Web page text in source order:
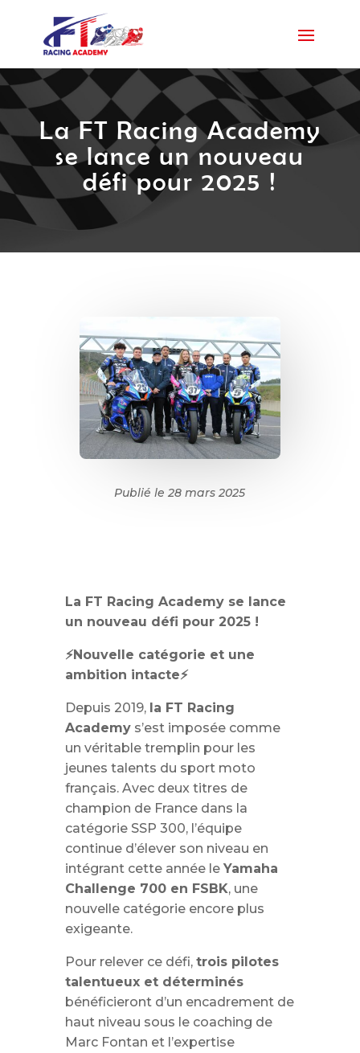
La FT Racing Academy
se lance un nouveau
défi pour 2025 !
Publié le 28 mars 2025
La FT Racing Academy se lance
un nouveau défi pour 2025 !
⚡️Nouvelle catégorie et une
ambition intacte⚡️
Depuis 2019, la FT Racing
Academys’est imposée comme
un véritable tremplin pour les
jeunes talents du sport moto
français. Avec deux titres de
champion de France dans la
catégorie SSP 300, l’équipe
continue d’élever son niveau en
intégrant cette année le Yamaha
Challenge 700 en FSBK, une
nouvelle catégorie encore plus
exigeante.
Pour relever ce défi, trois pilotes
talentueux et déterminés
bénéficieront d’un encadrement de
haut niveau sous le coaching de
Marc Fontan et l’expertise